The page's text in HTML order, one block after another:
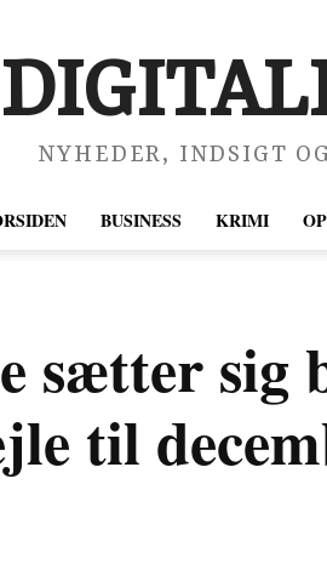
NYHEDER, INDSIGT
BUSINESS KRIMI
sætter sig
til